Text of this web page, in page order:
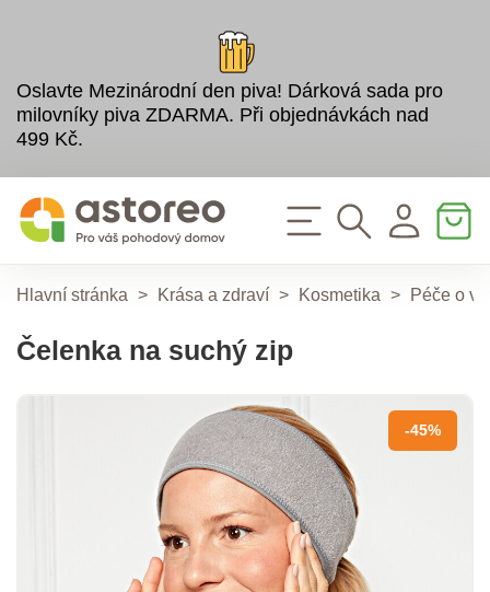
Oslavte Mezinárodní den piva! Dárková sada pro
milovníky piva ZDARMA. Při objednávkách nad
499 Kč.
Hlavní stránka > Krása a zdraví > Kosmetika > Péče o
Čelenka na suchý zip
-45%